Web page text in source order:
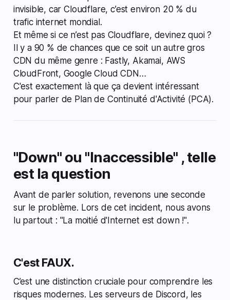
invisible, car Cloudflare, c’est environ 20 % du
trafic internet mondial.
Et même si ce n’est pas Cloudflare, devinez quoi ?
Il y a 90 % de chances que ce soit un autre gros
CDN du même genre : Fastly, Akamai, AWS
CloudFront, Google Cloud CDN…
C'est exactement là que ça devient intéressant
pour parler de Plan de Continuité d'Activité (PCA).
"Down" ou "Inaccessible" , telle
est la question
Avant de parler solution, revenons une seconde
sur le problème. Lors de cet incident, nous avons
lu partout : "La moitié d'Internet est down !".
C'est FAUX.
C’est une distinction cruciale pour comprendre les
risques modernes. Les serveurs de Discord, les